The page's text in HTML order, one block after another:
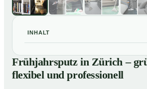
INHALT
01 Frühjahrsputz in Zürich – gründlich,
professionell
Was gehört zu einem Frühjahrsputz?
Frühjahrsputz in Zürich –
flexibel und professionell